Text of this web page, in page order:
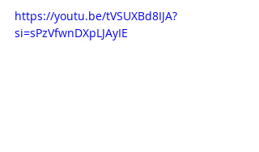
https://youtu.be/tVSUXBd8IJA?
si=sPzVfwnDXpLJAyIE